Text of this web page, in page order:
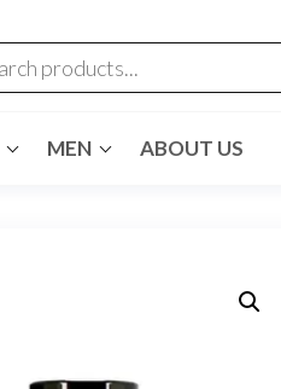
MEN ABOUT US